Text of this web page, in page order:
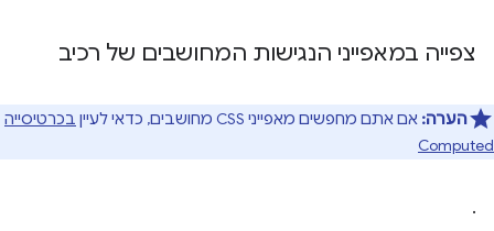
צפייה במאפייני הנגישות המחושבים של רכיב
הערה: אם אתם מחפשים מאפייני CSS מחושבים, כדאי לעיין
בכרטיסייה
Computed
.